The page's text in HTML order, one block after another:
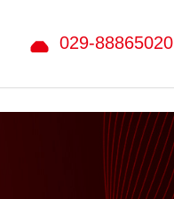
029-88865020